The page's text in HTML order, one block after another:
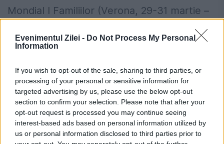
Evenimentul Zilei - Do Not Process My Personal
Information
If you wish to opt-out of the sale, sharing to third parties, or
processing of your personal or sensitive information for
targeted advertising by us, please use the below opt-out
section to confirm your selection. Please note that after your
opt-out request is processed you may continue seeing
interest-based ads based on personal information utilized by
us or personal information disclosed to third parties prior to
Mondial l Familiilor (Verona, 29-31 martie –
n.r.). Există peste tot în lume o înflorire a
valorilor tradiționale: o vedem la Trump, dar
Pen – n.r.), la Salvini, la japonezi și
bineînțeles la Bolsonaro. Este o revenire la
structurile sociale tradiționale - familiale și
culturale - ale națiunilor,.